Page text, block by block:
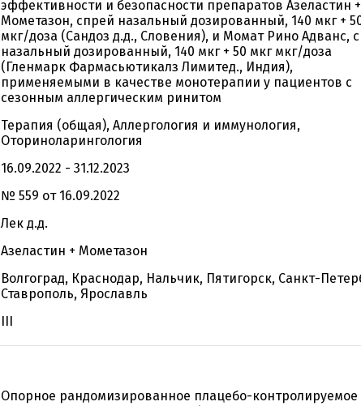
эффективности и безопасности препаратов Азеластин +
Мометазон, спрей назальный дозированный, 140 мкг +
мкг/доза (Сандоз д.д., Словения), и Момат Рино Адванс,
назальный дозированный, 140 мкг + 50 мкг мкг/доза
(Гленмарк Фармасьютикалз Лимитед., Индия),
применяемыми в качестве монотерапии у пациентов с
сезонным аллергическим ринитом
Терапия (общая), Аллергология и иммунология,
Оториноларингология
16.09.2022 - 31.12.2023
№ 559 от 16.09.2022
Лек д.д.
Азеластин + Мометазон
Волгоград, Краснодар, Нальчик, Пятигорск, Санкт-
Ставрополь, Ярославль
III
Опорное рандомизированное плацебо-контролируемое